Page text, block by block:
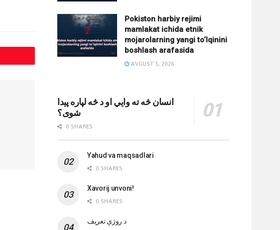
Pokiston harbiy rejimi
mamlakat ichida etnik
mojarolarning yangi to‘lqinini
boshlash arafasida
AVGUST 5, 2026
انسان څه ته وایي او د څه لپاره پیدا
شوی؟
0 SHARES
Yahud va maqsadlari
0 SHARES
Xavorij unvoni!
0 SHARES
‌د روژې تعریف